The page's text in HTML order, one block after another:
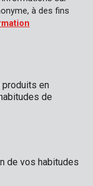
à des fins
produits en
de
de vos habitudes